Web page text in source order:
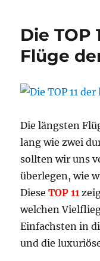
Kit
Die TOP
Flüge
Die längsten
lang wie zwei
sollten wir uns
überlegen, wie
DieseTOP 11
welchen
Einfachsten in
und die